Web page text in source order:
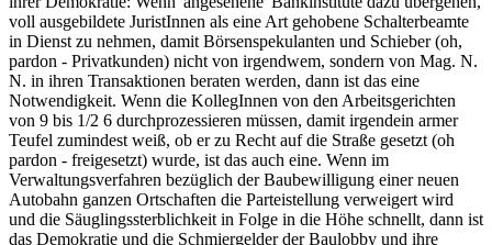
voll ausgebildete JuristInnen als eine Art gehobene Schalterbeamte
in Dienst zu nehmen, damit Börsenspekulanten und Schieber (oh,
pardon - Privatkunden) nicht von irgendwem, sondern von Mag. N.
N. in ihren Transaktionen beraten werden, dann ist das eine
Notwendigkeit. Wenn die KollegInnen von den Arbeitsgerichten
von 9 bis 1/2 6 durchprozessieren müssen, damit irgendein armer
Teufel zumindest weiß, ob er zu Recht auf die Straße gesetzt (oh
pardon - freigesetzt) wurde, ist das auch eine. Wenn im
Verwaltungsverfahren bezüglich der Baubewilligung einer neuen
Autobahn ganzen Ortschaften die Parteistellung verweigert wird
und die Säuglingssterblichkeit in Folge in die Höhe schnellt, dann ist
das Demokratie und die Schmiergelder der Baulobby und ihre